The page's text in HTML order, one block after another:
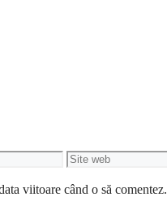
Site
web
viitoare când o să comentez.